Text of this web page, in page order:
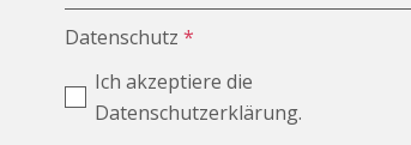
Datenschutz *
Ich akzeptiere die
Datenschutzerklärung.